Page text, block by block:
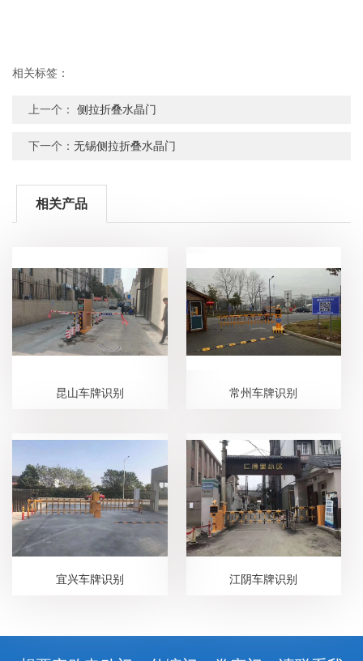
相关标签：
上一个： 侧拉折叠水晶门
下一个：无锡侧拉折叠水晶门
相关产品
昆山车牌识别 常州车牌识别
宜兴车牌识别 江阴车牌识别